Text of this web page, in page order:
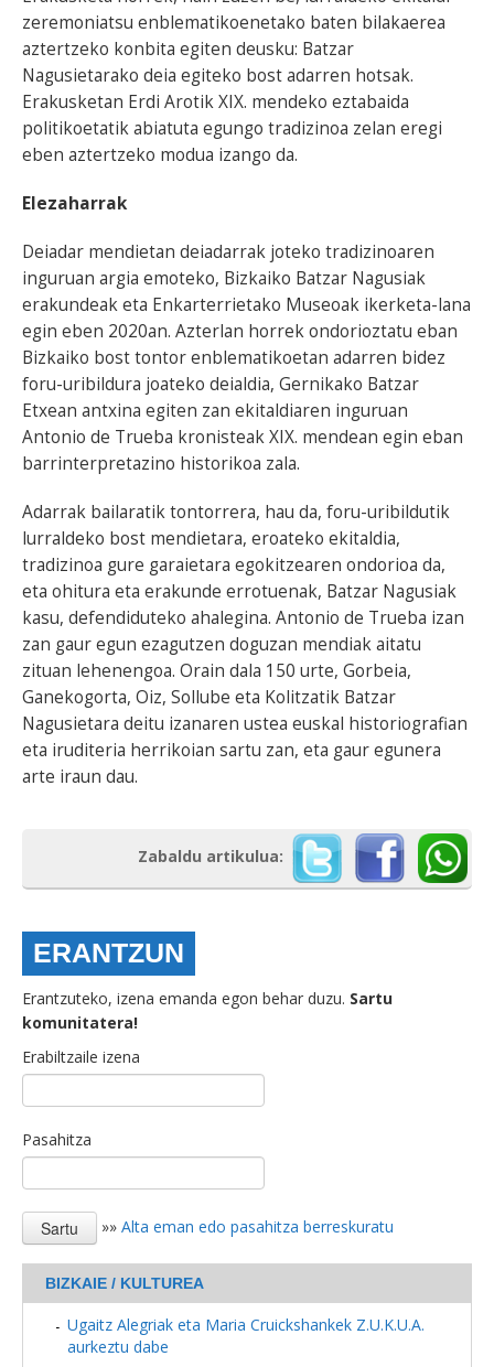
zeremoniatsu enblematikoenetako baten bilakaerea
aztertzeko konbita egiten deusku: Batzar
Nagusietarako deia egiteko bost adarren hotsak.
Erakusketan Erdi Arotik XIX. mendeko eztabaida
politikoetatik abiatuta egungo tradizinoa zelan eregi
eben aztertzeko modua izango da.
Elezaharrak
Deiadar mendietan deiadarrak joteko tradizinoaren
inguruan argia emoteko, Bizkaiko Batzar Nagusiak
erakundeak eta Enkarterrietako Museoak ikerketa-lana
egin eben 2020an. Azterlan horrek ondorioztatu eban
Bizkaiko bost tontor enblematikoetan adarren bidez
foru-uribildura joateko deialdia, Gernikako Batzar
Etxean antxina egiten zan ekitaldiaren inguruan
Antonio de Trueba kronisteak XIX. mendean egin eban
barrinterpretazino historikoa zala.
Adarrak bailaratik tontorrera, hau da, foru-uribildutik
lurraldeko bost mendietara, eroateko ekitaldia,
tradizinoa gure garaietara egokitzearen ondorioa da,
eta ohitura eta erakunde errotuenak, Batzar Nagusiak
kasu, defendiduteko ahalegina. Antonio de Trueba izan
zan gaur egun ezagutzen doguzan mendiak aitatu
zituan lehenengoa. Orain dala 150 urte, Gorbeia,
Ganekogorta, Oiz, Sollube eta Kolitzatik Batzar
Nagusietara deitu izanaren ustea euskal historiografian
eta iruditeria herrikoian sartu zan, eta gaur egunera
arte iraun dau.
Zabaldu artikulua:
ERANTZUN
Erantzuteko, izena emanda egon behar duzu. Sartu
komunitatera!
Erabiltzaile izena
Pasahitza
»» Alta eman edo pasahitza berreskuratu
BIZKAIE / KULTUREA
Ugaitz Alegriak eta Maria Cruickshankek Z.U.K.U.A.
aurkeztu dabe